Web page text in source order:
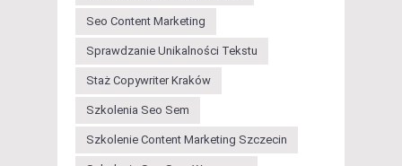
Seo Content Marketing
Sprawdzanie Unikalności Tekstu
Staż Copywriter Kraków
Szkolenia Seo Sem
Szkolenie Content Marketing Szczecin